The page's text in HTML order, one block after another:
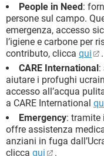
People in Need:
persone sul campo.
emergenza, accesso
l’igiene e carbone per
contributo, clicca qui
.
CARE International:
aiutare i profughi
accesso all’acqua
a CARE International
Emergency: tramite
offre assistenza
anziani in fuga
clicca qui .